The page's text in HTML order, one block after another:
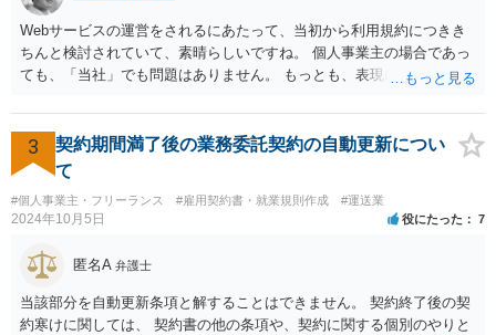
生じません。
Webサービスの運営をされるにあたって、当初から利用規約につきき
ちんと検討されていて、素晴らしいですね。 個人事業主の場合であっ
ても、「当社」でも問題はありません。 もっとも、表現に違和感があ
さんが「ABCウェブサービス」の屋号で事業を運営する際には、「当
社」の代わりに「ABCウェブサービス」とか「ABCWS」を使う等で
す。
3
契約期間満了後の業務委託契約の自動更新につい
て
#個人事業主・フリーランス #雇用契約書・就業規則作成 #運送業
2024年10月5日 役にたった 7
匿名A 弁護士
当該部分を自動更新条項と解することはできません。 契約終了後の契
約寒けに関しては、 契約書の他の条項や、契約に関する個別のやりと